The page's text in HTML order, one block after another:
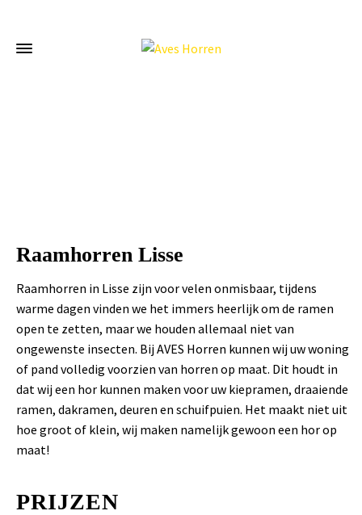
Raamhorren Lisse
Raamhorren in Lisse zijn voor velen onmisbaar, tijdens
warme dagen vinden we het immers heerlijk om de ramen
open te zetten, maar we houden allemaal niet van
ongewenste insecten. Bij AVES Horren kunnen wij uw woning
of pand volledig voorzien van horren op maat. Dit houdt in
dat wij een hor kunnen maken voor uw kiepramen, draaiende
ramen, dakramen, deuren en schuifpuien. Het maakt niet uit
hoe groot of klein, wij maken namelijk gewoon een hor op
maat!
PRIJZEN